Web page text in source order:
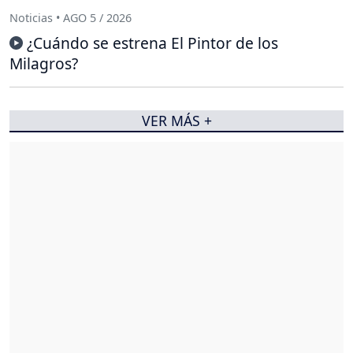
Noticias • AGO 5 / 2026
¿Cuándo se estrena El Pintor de los
Milagros?
VER MÁS +